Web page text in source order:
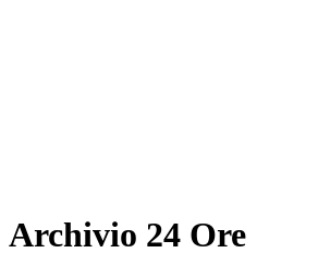
Archivio 24 Ore